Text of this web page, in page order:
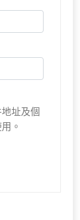
址及個
。